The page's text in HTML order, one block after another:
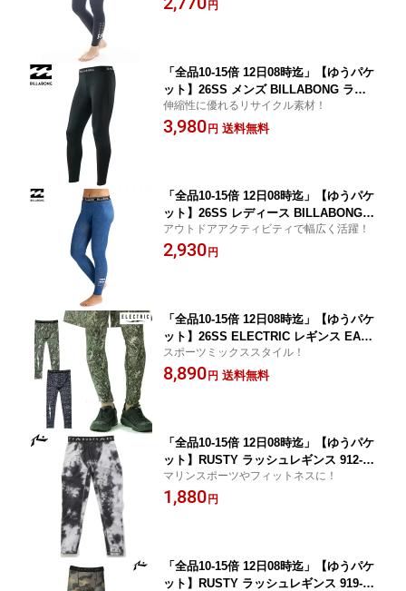
円
「全品10-15倍 12日08時迄」【ゆうパケ
ット】26SS メンズ BILLABONG ラッ
シュレギンス BG011-494 SOLID LEGGI
NS:正規品/ビラボン/インナーパンツ/BG
伸縮性に優れるリサイクル素材！
3,980 円 送料無料
「全品10-15倍 12日08時迄」【ゆうパケ
ット】26SS レディース BILLABONG
ラッシュレギンス BG013-400 LOGO B
AND UV LEGGINGS: 正規品/ビラボン/
アウトドアアクティビティで幅広く活躍！
2,930 円
「全品10-15倍 12日08時迄」【ゆうパケ
ット】26SS ELECTRIC レギンス EA12
1 UV CUT LEGGINS： 正規品/エレクト
リック/メンズ
スポーツミックススタイル！
8,890 円 送料無料
「全品10-15倍 12日08時迄」【ゆうパケ
ット】RUSTY ラッシュレギンス 912-49
3:正規品/メンズ/ラスティー/912493/surf
マリンスポーツやフィットネスに！
1,880 円
「全品10-15倍 12日08時迄」【ゆうパケ
ット】RUSTY ラッシュレギンス 919-49